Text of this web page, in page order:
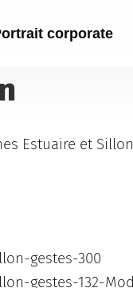
corporate
Estuaire et Sillon